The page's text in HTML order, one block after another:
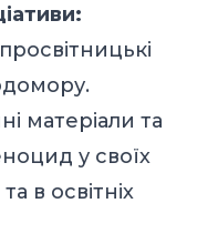
матеріали та
у своїх
в освітніх